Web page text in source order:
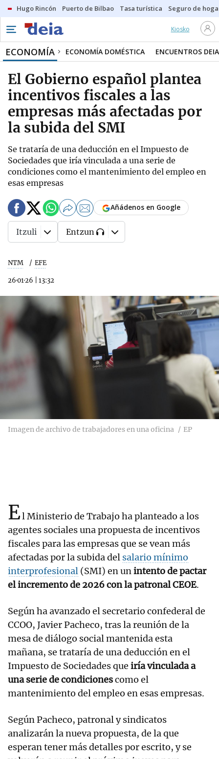
Hugo Rincón Puerto de Bilbao Tasa turística Seguro de
Kiosko
ECONOMÍA ECONOMÍA DOMÉSTICA ENCUENTROS DEIA
El Gobierno español plantea
incentivos fiscales a las
empresas más afectadas por
la subida del SMI
Se trataría de una deducción en el Impuesto de
Sociedades que iría vinculada a una serie de
condiciones como el mantenimiento del empleo en
esas empresas
NTM EFE
26·01·26 13:32
Añádenos en Google
Itzuli Entzun
Imagen de archivo de trabajadores en una oficina EP
El Ministerio de Trabajo ha planteado a los
agentes sociales una propuesta de incentivos
fiscales para las empresas que se vean más
afectadas por la subida del salario mínimo
interprofesional (SMI) en unintento de pactar
el incremento de 2026 con la patronal CEOE.
Según ha avanzado el secretario confederal de
CCOO, Javier Pacheco, tras la reunión de la
mesa de diálogo social mantenida esta
mañana, se trataría de una deducción en el
Impuesto de Sociedades que iría vinculada a
una serie de condicionescomo el
mantenimiento del empleo en esas empresas.
Según Pacheco, patronal y sindicatos
analizarán la nueva propuesta, de la que
esperan tener más detalles por escrito, y se